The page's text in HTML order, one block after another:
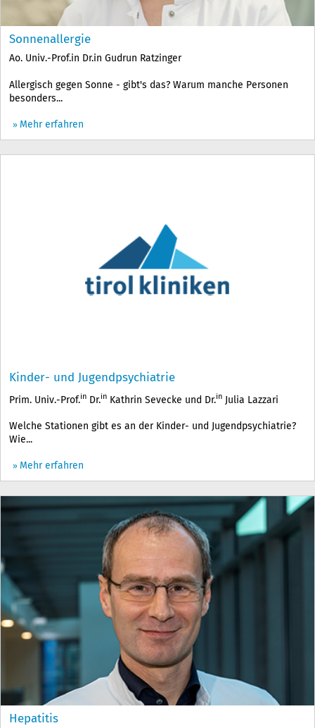
Sonnenallergie
Ao. Univ.-Prof.in Dr.in Gudrun Ratzinger
Allergisch gegen Sonne - gibt's das? Warum manche Personen
besonders...
Mehr erfahren
Kinder- und Jugendpsychiatrie
Prim. Univ.-Prof.in Dr.in Kathrin Sevecke und Dr.in Julia Lazzari
Welche Stationen gibt es an der Kinder- und Jugendpsychiatrie?
Wie...
Mehr erfahren
Hepatitis